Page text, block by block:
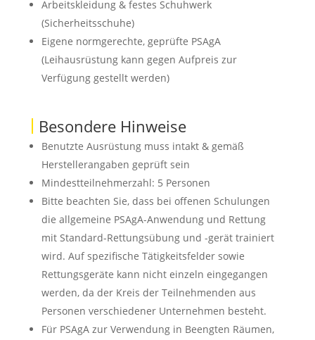
Arbeitskleidung & festes Schuhwerk
(Sicherheitsschuhe)
Eigene normgerechte, geprüfte PSAgA
(Leihausrüstung kann gegen Aufpreis zur
Verfügung gestellt werden)
Besondere Hinweise
Benutzte Ausrüstung muss intakt & gemäß
Herstellerangaben geprüft sein
Mindestteilnehmerzahl: 5 Personen
Bitte beachten Sie, dass bei offenen Schulungen
die allgemeine PSAgA-Anwendung und Rettung
mit Standard-Rettungsübung und -gerät trainiert
wird. Auf spezifische Tätigkeitsfelder sowie
Rettungsgeräte kann nicht einzeln eingegangen
werden, da der Kreis der Teilnehmenden aus
Personen verschiedener Unternehmen besteht.
Für PSAgA zur Verwendung in Beengten Räumen,